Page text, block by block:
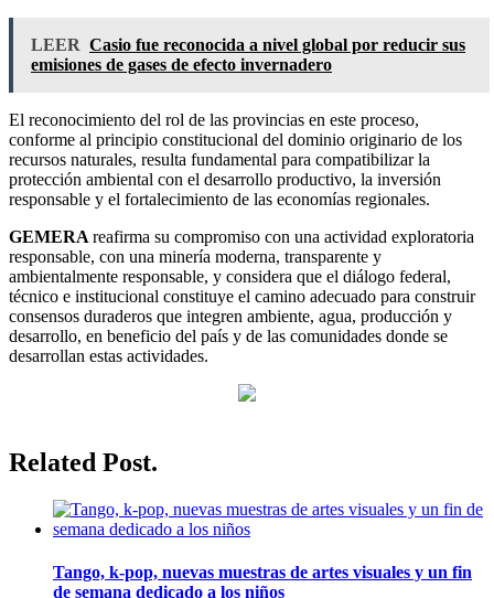
LEER Casio fue reconocida a nivel global por reducir sus
emisiones de gases de efecto invernadero
El reconocimiento del rol de las provincias en este proceso,
conforme al principio constitucional del dominio originario de los
recursos naturales, resulta fundamental para compatibilizar la
protección ambiental con el desarrollo productivo, la inversión
responsable y el fortalecimiento de las economías regionales.
GEMERA reafirma su compromiso con una actividad exploratoria
responsable, con una minería moderna, transparente y
ambientalmente responsable, y considera que el diálogo federal,
técnico e institucional constituye el camino adecuado para construir
consensos duraderos que integren ambiente, agua, producción y
desarrollo, en beneficio del país y de las comunidades donde se
desarrollan estas actividades.
Related Post.
Tango, k-pop, nuevas muestras de artes visuales y un fin
de semana dedicado a los niños